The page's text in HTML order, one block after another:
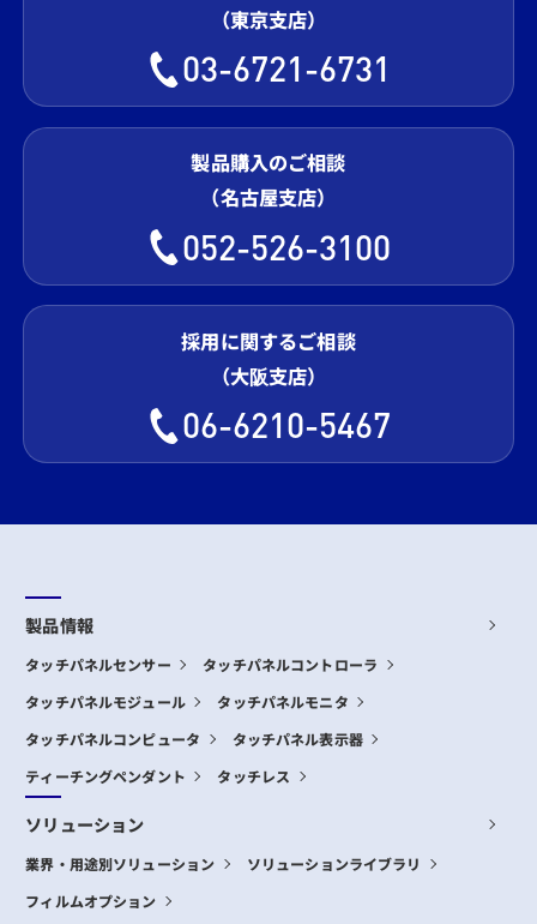
（東京支店）
03-6721-6731
製品購入のご相談
（名古屋支店）
052-526-3100
採用に関するご相談
（大阪支店）
06-6210-5467
製品情報
タッチパネルセンサー タッチパネルコントローラ
タッチパネルモジュール タッチパネルモニタ
タッチパネルコンピュータ タッチパネル表示器
ティーチングペンダント タッチレス
ソリューション
業界・用途別ソリューション ソリューションライブラリ
フィルムオプション